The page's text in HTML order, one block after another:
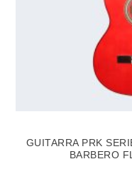
GUITARRA PRK
BARBERO